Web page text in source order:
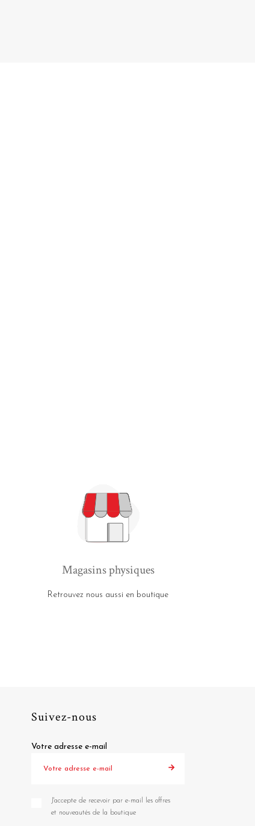
Magasins physiques
Retrouvez nous aussi en boutique
Suivez-nous
Votre adresse e-mail
J'accepte de recevoir par e-mail les offres
et nouveautés de la boutique